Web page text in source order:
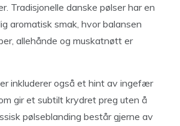
Tradisjonelle danske pølser har en
aromatisk smak, hvor balansen
allehånde og muskatnøtt er
inkluderer også et hint av ingefær
gir et subtilt krydret preg uten å
pølseblanding består gjerne av